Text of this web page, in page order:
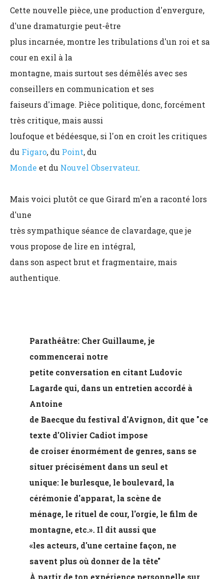
Cette nouvelle pièce, une production d'envergure,
d'une dramaturgie peut-être
plus incarnée, montre les tribulations d'un roi et sa
cour en exil à la
montagne, mais surtout ses démêlés avec ses
conseillers en communication et ses
faiseurs d'image. Pièce politique, donc, forcément
très critique, mais aussi
loufoque et bédéesque, si l'on en croit les critiques
du Figaro, du Point, du
Monde et du Nouvel Observateur.
Mais voici plutôt ce que Girard m'en a raconté lors
d'une
très sympathique séance de clavardage, que je
vous propose de lire en intégral,
dans son aspect brut et fragmentaire, mais
authentique.
Parathéâtre: Cher Guillaume, je
commencerai notre
petite conversation en citant Ludovic
Lagarde qui, dans un entretien accordé à
Antoine
de Baecque du festival d'Avignon, dit que "ce
texte d'Olivier Cadiot impose
de croiser énormément de genres, sans se
situer précisément dans un seul et
unique: le burlesque, le boulevard, la
cérémonie d'apparat, la scène de
ménage, le rituel de cour, l'orgie, le film de
montagne, etc.». Il dit aussi que
«les acteurs, d'une certaine façon, ne
savent plus où donner de la tête"
À partir de ton expérience personnelle sur